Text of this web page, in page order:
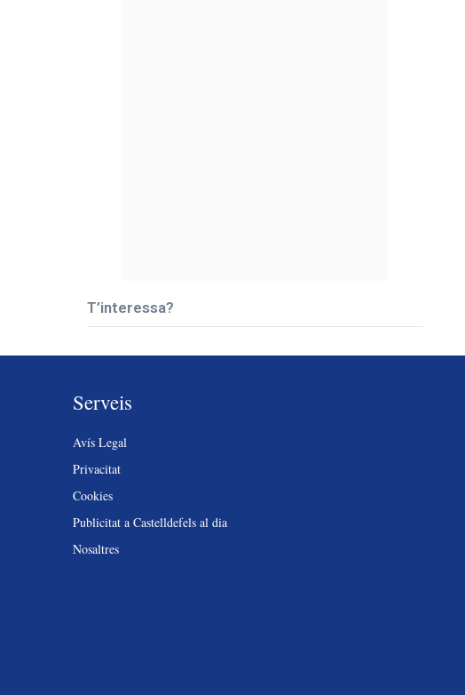
T’interessa?
Serveis
Avís Legal
Privacitat
Cookies
Publicitat a Castelldefels al dia
Nosaltres